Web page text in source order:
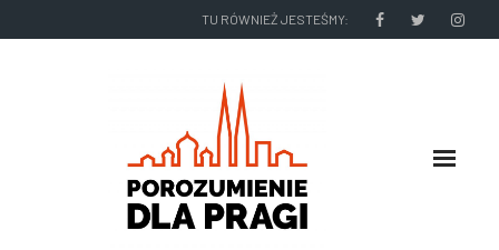
TU RÓWNIEŻ JESTEŚMY: